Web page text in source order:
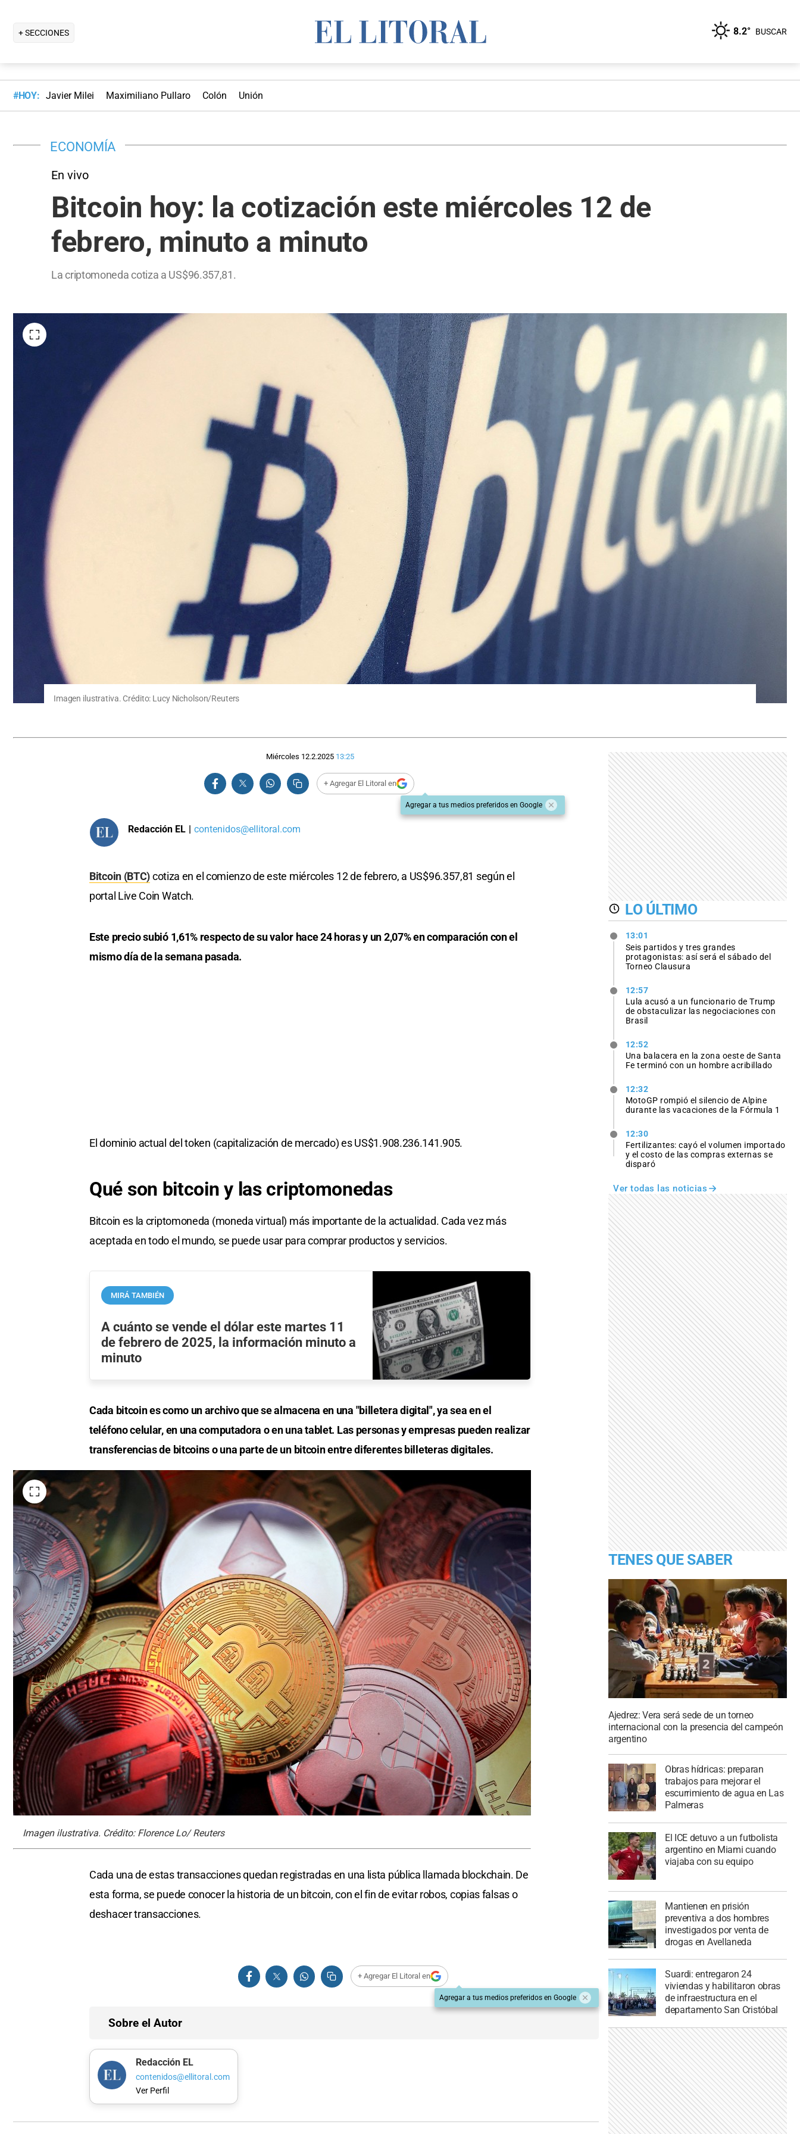
+ SECCIONES 8.2° BUSCAR
#HOY: Javier Milei Maximiliano Pullaro Colón Unión
ECONOMÍA
En vivo
Bitcoin hoy: la cotización este miércoles 12 de
febrero, minuto a minuto
La criptomoneda cotiza a US$96.357,81.
Imagen ilustrativa. Crédito: Lucy Nicholson/Reuters
Miércoles 12.2.2025 13:25
+ Agregar El Litoral en
Agregar a tus medios preferidos en Google
Redacción EL | contenidos@ellitoral.com
Bitcoin (BTC)cotiza en el comienzo de este miércoles 12 de febrero, a US$96.357,81 según el
portal Live Coin Watch.
Este precio subió 1,61% respecto de su valor hace 24 horas y un 2,07% en comparación con el
mismo día de la semana pasada.
El dominio actual del token (capitalización de mercado) es US$1.908.236.141.905.
Qué son bitcoin y las criptomonedas
Bitcoin es la criptomoneda (moneda virtual) más importante de la actualidad. Cada vez más
aceptada en todo el mundo, se puede usar para comprar productos y servicios.
MIRÁ TAMBIÉN
A cuánto se vende el dólar este martes 11
de febrero de 2025, la información minuto a
minuto
Cada bitcoin es como un archivo que se almacena en una "billetera digital", ya sea en el
teléfono celular, en una computadora o en una tablet. Las personas y empresas pueden realizar
transferencias de bitcoins o una parte de un bitcoin entre diferentes billeteras digitales.
Imagen ilustrativa. Crédito: Florence Lo/ Reuters
Cada una de estas transacciones quedan registradas en una lista pública llamada blockchain. De
esta forma, se puede conocer la historia de un bitcoin, con el fin de evitar robos, copias falsas o
deshacer transacciones.
+ Agregar El Litoral en
Agregar a tus medios preferidos en Google
Sobre el Autor
Redacción EL
contenidos@ellitoral.com
Ver Perfil
LO ÚLTIMO
13:01
Seis partidos y tres grandes
protagonistas: así será el sábado del
Torneo Clausura
12:57
Lula acusó a un funcionario de Trump
de obstaculizar las negociaciones con
Brasil
12:52
Una balacera en la zona oeste de Santa
Fe terminó con un hombre acribillado
12:32
MotoGP rompió el silencio de Alpine
durante las vacaciones de la Fórmula 1
12:30
Fertilizantes: cayó el volumen importado
y el costo de las compras externas se
disparó
Ver todas las noticias
TENES QUE SABER
Ajedrez: Vera será sede de un torneo
internacional con la presencia del campeón
argentino
Obras hídricas: preparan
trabajos para mejorar el
escurrimiento de agua en Las
Palmeras
El ICE detuvo a un futbolista
argentino en Miami cuando
viajaba con su equipo
Mantienen en prisión
preventiva a dos hombres
investigados por venta de
drogas en Avellaneda
Suardi: entregaron 24
viviendas y habilitaron obras
de infraestructura en el
departamento San Cristóbal